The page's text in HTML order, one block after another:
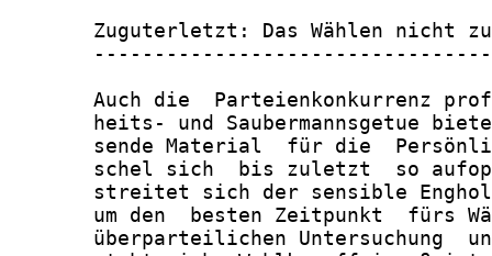
Zuguterletzt: Das Wählen nicht
Auch die  Parteienkonkurrenz
heits- und Saubermannsgetue
sende Material  für die
schel sich  bis zuletzt  so
streitet sich der sensible
um den  besten Zeitpunkt  fürs
überparteilichen Untersuchung